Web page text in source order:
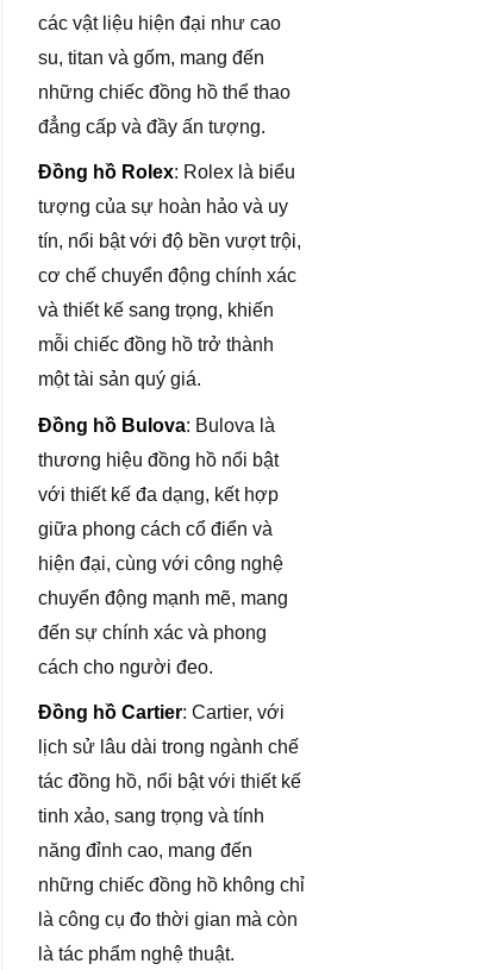
các vật liệu hiện đại như cao
su, titan và gốm, mang đến
những chiếc đồng hồ thể thao
đẳng cấp và đầy ấn tượng.
Đồng hồ Rolex: Rolex là biểu
tượng của sự hoàn hảo và uy
tín, nổi bật với độ bền vượt trội,
cơ chế chuyển động chính xác
và thiết kế sang trọng, khiến
mỗi chiếc đồng hồ trở thành
một tài sản quý giá.
Đồng hồ Bulova: Bulova là
thương hiệu đồng hồ nổi bật
với thiết kế đa dạng, kết hợp
giữa phong cách cổ điển và
hiện đại, cùng với công nghệ
chuyển động mạnh mẽ, mang
đến sự chính xác và phong
cách cho người đeo.
Đồng hồ Cartier: Cartier, với
lịch sử lâu dài trong ngành chế
tác đồng hồ, nổi bật với thiết kế
tinh xảo, sang trọng và tính
năng đỉnh cao, mang đến
những chiếc đồng hồ không chỉ
là công cụ đo thời gian mà còn
là tác phẩm nghệ thuật.